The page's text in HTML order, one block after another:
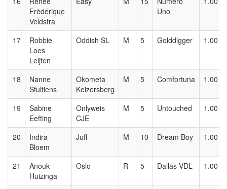
Frèdérique
Veldstra
Uno
17
Robbie
Loes
Leijten
Oddish SL M 5 Golddigger 1.00
18
Nanne
Stultiens
Okometa
Keizersberg
M 5 Comfortuna 1.00
19
Sabine
Eefting
Onlyweis
CJE
M 5 Untouched 1.00
20
Indira
Bloem
Juff M 10 Dream Boy 1.00
21
Anouk
Huizinga
Oslo R 5 Dallas VDL 1.00